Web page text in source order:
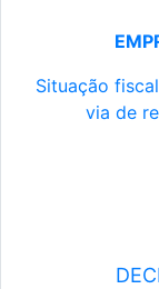
Situação
via de